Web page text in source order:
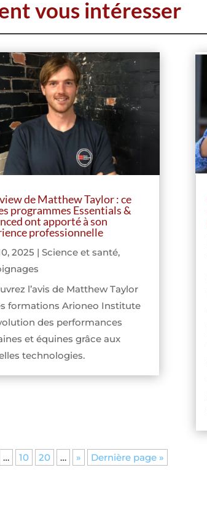
vous intéresser
de Matthew Taylor : ce
programmes Essentials &
ont apporté à son
professionnelle
2025 | Science et santé,
l’avis de Matthew Taylor
formations Arioneo Institute
des performances
et équines grâce aux
technologies.
… 10 20 … » Dernière page »